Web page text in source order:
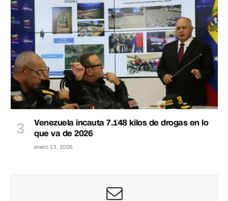
Venezuela incauta 7.148 kilos de drogas en lo
que va de 2026
enero 13, 2026